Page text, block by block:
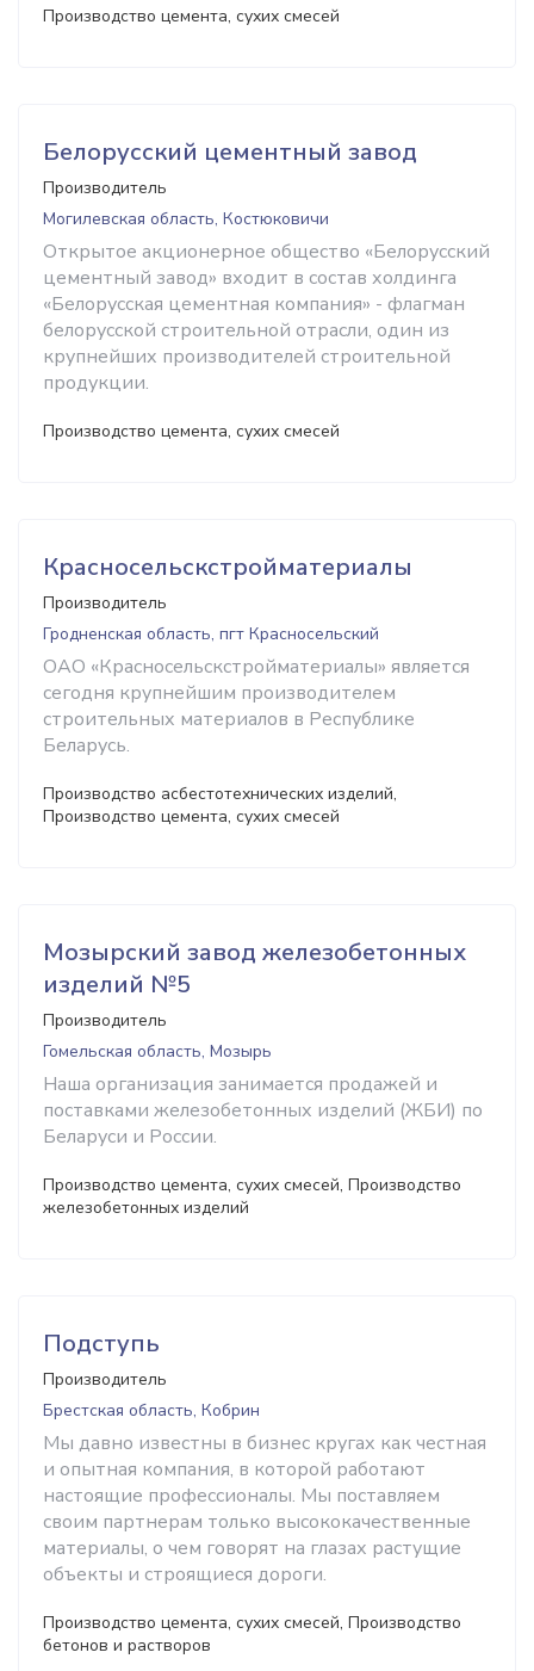
Производство цемента, сухих смесей
Белорусский цементный завод
Производитель
Могилевская область, Костюковичи
Открытое акционерное общество «Белорусский
цементный завод» входит в состав холдинга
«Белорусская цементная компания» - флагман
белорусской строительной отрасли, один из
крупнейших производителей строительной
продукции.
Производство цемента, сухих смесей
Красносельскстройматериалы
Производитель
Гродненская область, пгт Красносельский
ОАО «Красносельскстройматериалы» является
сегодня крупнейшим производителем
строительных материалов в Республике
Беларусь.
Производство асбестотехнических изделий,
Производство цемента, сухих смесей
Мозырский завод железобетонных
изделий №5
Производитель
Гомельская область, Мозырь
Наша организация занимается продажей и
поставками железобетонных изделий (ЖБИ) по
Беларуси и России.
Производство цемента, сухих смесей, Производство
железобетонных изделий
Подступь
Производитель
Брестская область, Кобрин
Мы давно известны в бизнес кругах как честная
и опытная компания, в которой работают
настоящие профессионалы. Мы поставляем
своим партнерам только высококачественные
материалы, о чем говорят на глазах растущие
объекты и строящиеся дороги.
Производство цемента, сухих смесей, Производство
бетонов и растворов